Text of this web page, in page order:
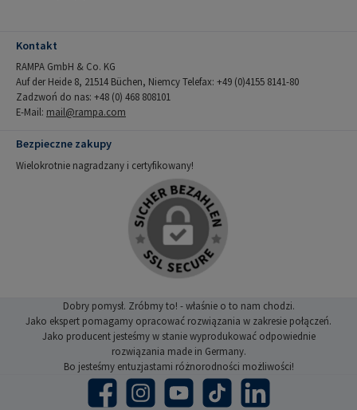
Kontakt
RAMPA GmbH & Co. KG
Auf der Heide 8, 21514 Büchen, Niemcy Telefax: +49 (0)4155 8141-80
Zadzwoń do nas: +48 (0) 468 808101
E-Mail: mail@rampa.com
Bezpieczne zakupy
Wielokrotnie nagradzany i certyfikowany!
Dobry pomysł. Zróbmy to! - właśnie o to nam chodzi.
Jako ekspert pomagamy opracować rozwiązania w zakresie połączeń.
Jako producent jesteśmy w stanie wyprodukować odpowiednie
rozwiązania made in Germany.
Bo jesteśmy entuzjastami różnorodności możliwości!
Facebook Instagram YouTube TikTok LinkedIn